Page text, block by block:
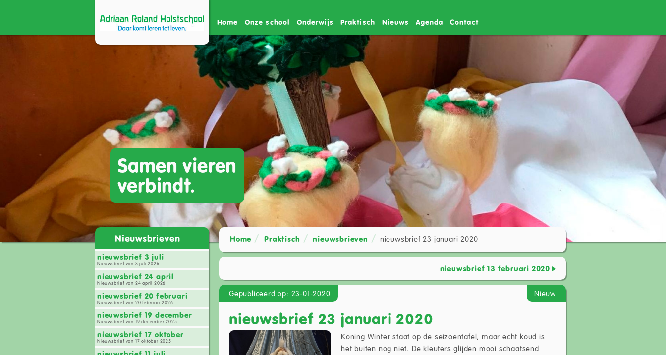
Home Onze school Onderwijs Praktisch Nieuws Agenda Contact
Samen vieren
verbindt.
Home Praktisch nieuwsbrieven nieuwsbrief 23 januari 2020
nieuwsbrief 13 februari 2020
Gepubliceerd op: 23-01-2020 Nieuw
nieuwsbrief 23 januari 2020
Koning Winter staat op de seizoentafel, maar echt koud is
het buiten nog niet. De kleuters glijden mooi schaatsend
Nieuwsbrieven
nieuwsbrief 3 juli
Nieuwsbrief van 3 juli 2026
nieuwsbrief 24 april
Nieuwsbrief van 24 april 2026
nieuwsbrief 20 februari
Nieuwsbrief van 20 februari 2026
nieuwsbrief 19 december
Nieuwsbrief van 19 december 2025
nieuwsbrief 17 oktober
Nieuwsbrief van 17 oktober 2025